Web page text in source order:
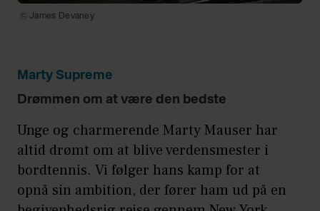
© James Devaney
Marty Supreme
Drømmen om at være den bedste
Unge og charmerende Marty Mauser har
altid drømt om at blive verdensmester i
bordtennis. Vi følger hans kamp for at
opnå sin ambition, der fører ham ud på en